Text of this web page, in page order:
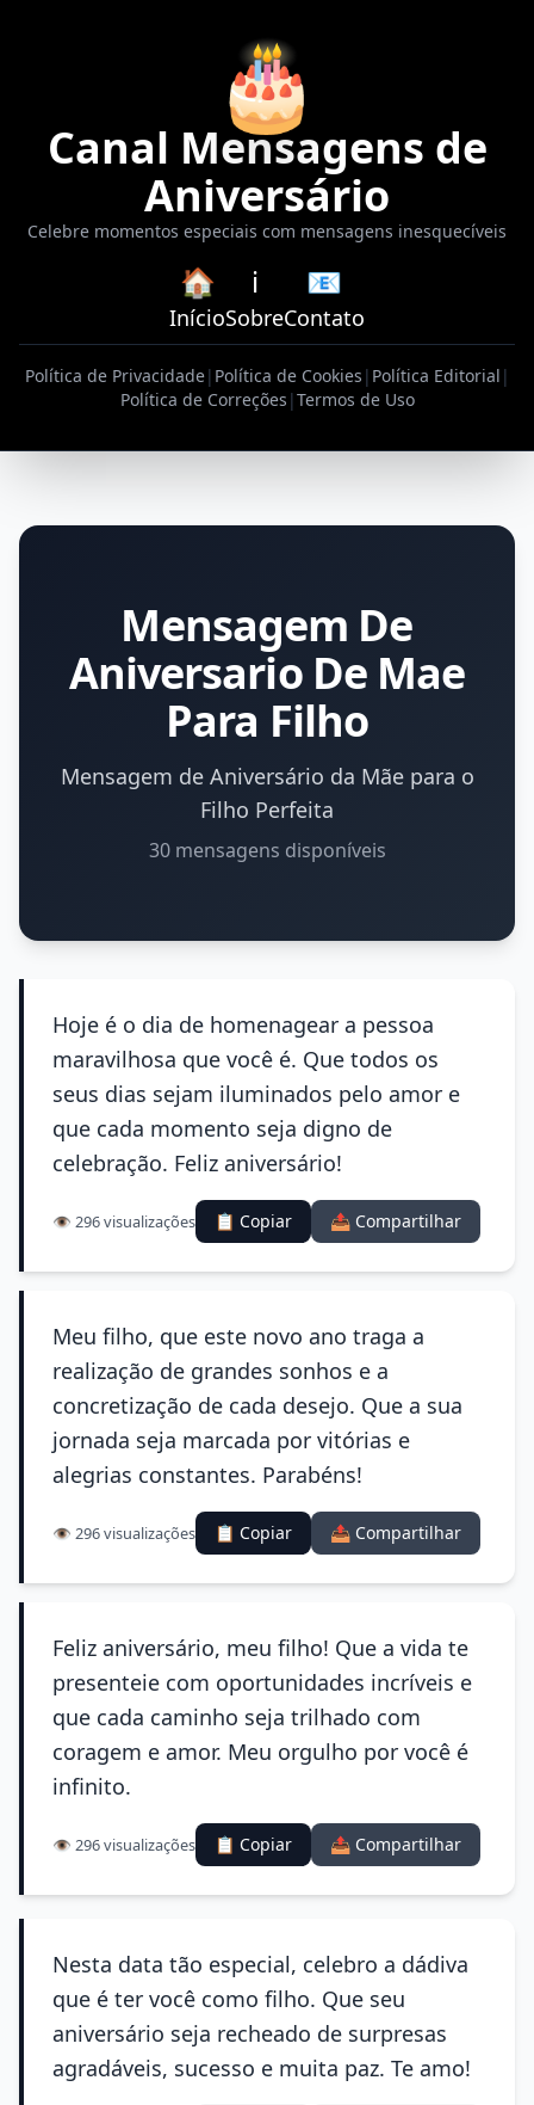
🎂
Canal Mensagens de
Aniversário
Celebre momentos especiais com mensagens inesquecíveis
🏠
Início
ℹ️
Sobre
📧
Contato
Política de Privacidade| Política de Cookies | Política Editorial |
Política de Correções |Termos de Uso
Mensagem De
Aniversario De Mae
Para Filho
Mensagem de Aniversário da Mãe para o
Filho Perfeita
30 mensagens disponíveis
Hoje é o dia de homenagear a pessoa
maravilhosa que você é. Que todos os
seus dias sejam iluminados pelo amor e
que cada momento seja digno de
celebração. Feliz aniversário!
👁️ 296 visualizações 📋 Copiar 📤 Compartilhar
Meu filho, que este novo ano traga a
realização de grandes sonhos e a
concretização de cada desejo. Que a sua
jornada seja marcada por vitórias e
alegrias constantes. Parabéns!
👁️ 296 visualizações 📋 Copiar 📤 Compartilhar
Feliz aniversário, meu filho! Que a vida te
presenteie com oportunidades incríveis e
que cada caminho seja trilhado com
coragem e amor. Meu orgulho por você é
infinito.
👁️ 296 visualizações 📋 Copiar 📤 Compartilhar
Nesta data tão especial, celebro a dádiva
que é ter você como filho. Que seu
aniversário seja recheado de surpresas
agradáveis, sucesso e muita paz. Te amo!